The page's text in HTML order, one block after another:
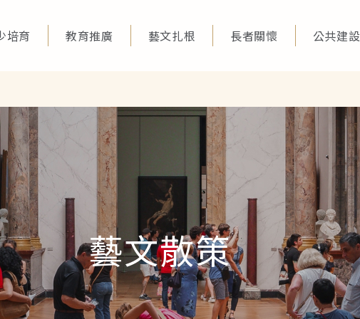
培育 教育推廣 藝文扎根 長者關懷 公共建設
藝文散策